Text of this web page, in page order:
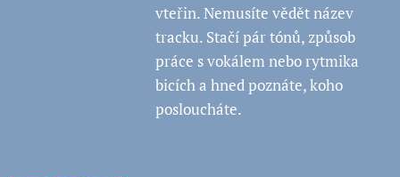
vteřin. Nemusíte vědět název
tracku. Stačí pár tónů, způsob
práce s vokálem nebo rytmika
bicích a hned poznáte, koho
posloucháte.